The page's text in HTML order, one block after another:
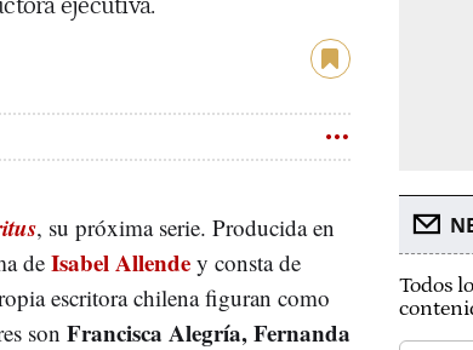
, su próxima serie. Producida en
deIsabel Allende y consta de
escritora chilena figuran como
son Francisca Alegría, Fernanda
Todos